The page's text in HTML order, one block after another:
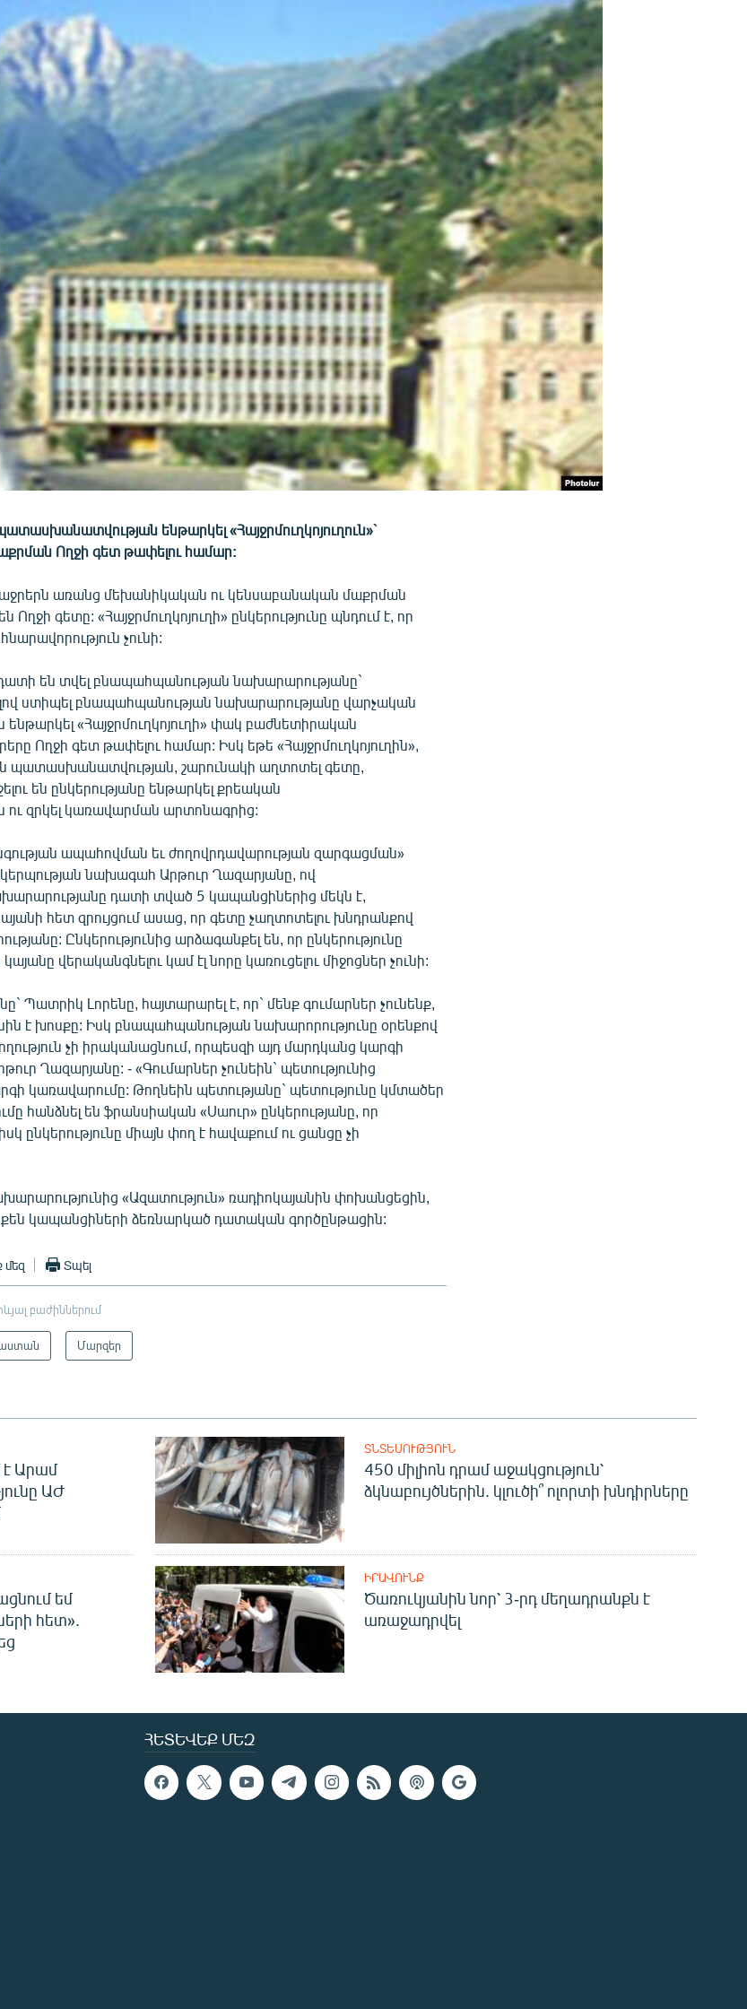
ենթարկել «Հայջրմուղկոյուղուն»`
Ողջի գետ թափելու համար:
առանց մեխանիկական ու կենսաբանական մաքրման
Ողջի գետը: «Հայջրմուղկոյուղի» ընկերությունը պնդում է, որ
չունի:
են տվել բնապահպանության նախարարությանը`
ստիպել բնապահպանության նախարարությանը վարչական
«Հայջրմուղկոյուղի» փակ բաժնետիրական
Ողջի գետ թափելու համար: Իսկ եթե «Հայջրմուղկոյուղին»,
պատասխանատվության, շարունակի աղտոտել գետը,
են ընկերությանը ենթարկել քրեական
զրկել կառավարման արտոնագրից:
ապահովման եւ ժողովրդավարության զարգացման»
նախագահ Արթուր Ղազարյանը, ով
դատի տված 5 կապանցիներից մեկն է,
հետ զրույցում ասաց, որ գետը չաղտոտելու խնդրանքով
Ընկերությունից արձագանքել են, որ ընկերությունը
վերականգնելու կամ էլ նորը կառուցելու միջոցներ չունի:
Պատրիկ Լորենը, հայտարարել է, որ` մենք գումարներ չունենք,
է խոսքը: Իսկ բնապահպանության նախարորությունը օրենքով
չի իրականացնում, որպեսզի այդ մարդկանց կարգի
Ղազարյանը: - «Գումարներ չունեին` պետությունից
կառավարումը: Թողնեին պետությանը` պետությունը կմտածեր
հանձնել են ֆրանսիական «Սաուր» ընկերությանը, որ
ընկերությունը միայն փող է հավաքում ու ցանցը չի
«Ազատություն» ռադիոկայանին փոխանցեցին,
կապանցիների ձեռնարկած դատական գործընթացին:
մեզ Տպել
բաժիններում
Մարզեր
Արամ
ԱԺ
ՏՆՏԵՍՈՒԹՅՈՒՆ
450 միլիոն դրամ աջակցություն՝
ձկնաբույծներին. կլուծի՞ ոլորտի խնդիրները
եմ
հետ».
ԻՐԱՎՈՒՆՔ
Ծառուկյանին նոր՝ 3-րդ մեղադրանքն է
առաջադրվել
ՀԵՏԵՎԵՔ ՄԵԶ